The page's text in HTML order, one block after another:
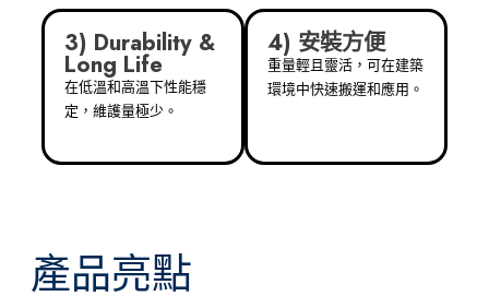
3) Durability &
Long Life
在低溫和高溫下性能穩
定，維護量極少。
4) 安裝方便
重量輕且靈活，可在建築
環境中快速搬運和應用。
產品亮點